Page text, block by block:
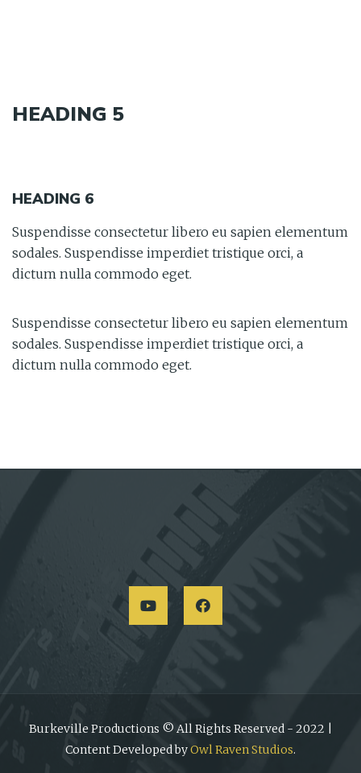
HEADING 5
HEADING 6
Suspendisse consectetur libero eu sapien elementum
sodales. Suspendisse imperdiet tristique orci, a
dictum nulla commodo eget.
Suspendisse consectetur libero eu sapien elementum
sodales. Suspendisse imperdiet tristique orci, a
dictum nulla commodo eget.
Burkeville Productions © All Rights Reserved - 2022 |
Content Developed byOwl Raven Studios.